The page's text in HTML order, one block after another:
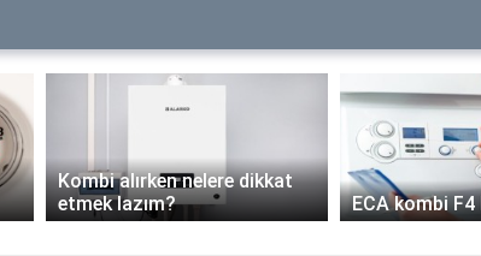
Kombi alırken nelere dikkat
etmek lazım?
ECA kombi F4